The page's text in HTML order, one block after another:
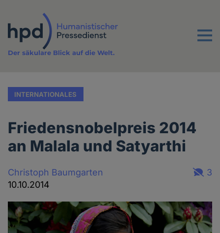
Inhalt
Menu
Der säkulare Blick auf die Welt.
INTERNATIONALES
Friedensnobelpreis 2014
an Malala und Satyarthi
Christoph Baumgarten
10.10.2014
3